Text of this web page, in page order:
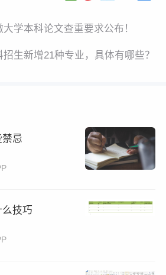
大学本科论文查重要求公布！
招生新增21种专业，具体有哪些？
忌
技巧